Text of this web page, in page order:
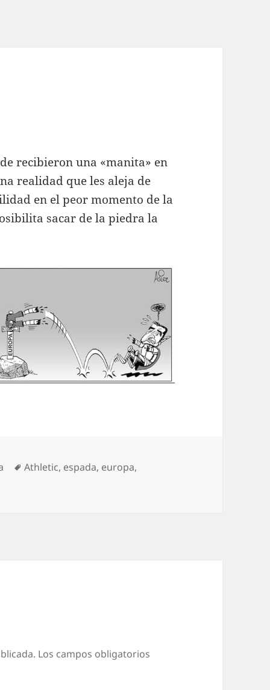
recibieron una «manita» en
realidad que les aleja de
en el peor momento de la
sacar de la piedra la
Etiquetas
Athletic, espada, europa,
Los campos obligatorios